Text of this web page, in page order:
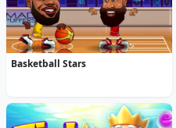
Basketball Stars